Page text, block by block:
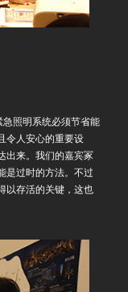
急照明系统必须节省能
令人安心的重要设
出来。我们的嘉宾冢
是过时的方法。不过
以存活的关键，这也